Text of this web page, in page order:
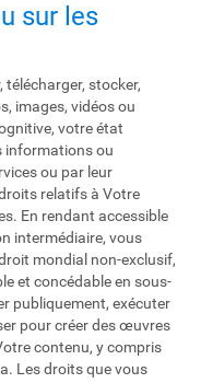
sur les
stocker,
images, vidéos ou
votre état
informations ou
ou par leur
relatifs à Votre
En rendant accessible
intermédiaire, vous
mondial non-exclusif,
et concédable en sous-
publiquement, exécuter
pour créer des œuvres
contenu, y compris
Les droits que vous